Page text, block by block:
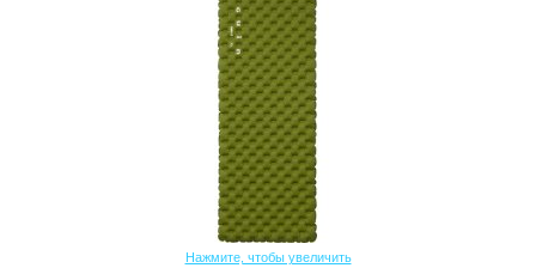
Нажмите, чтобы увеличить